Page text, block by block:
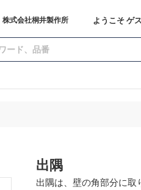
株式会社桐井製作所 ようこそ ゲ
出隅
出隅は、壁の角部分に